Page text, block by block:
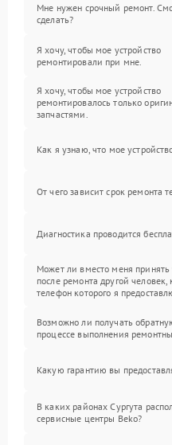
Мне нужен срочный ремонт.
сделать?
Я хочу, чтобы мое устройство
ремонтировали при мне.
Я хочу, чтобы мое устройство
ремонтировалось только
запчастями.
Как я узнаю, что мое
От чего зависит срок ремонта
Диагностика проводится
Может ли вместо меня принять
после ремонта другой человек,
телефон которого я
Возможно ли получать
процессе выполнения
Какую гарантию вы
В каких районах Сургута
сервисные центры Beko?